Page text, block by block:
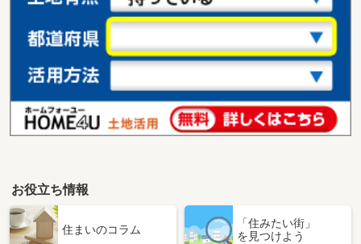
住 所
愛媛県新居浜市船木
用途地域 無指定
愛媛県新居浜市船木
620万円
住 所
愛媛県新居浜市船木
愛媛県松山市山西町
価 格
1,200万円
お役立ち情報
住まいのコラム
「住みたい街」
を見つけよう